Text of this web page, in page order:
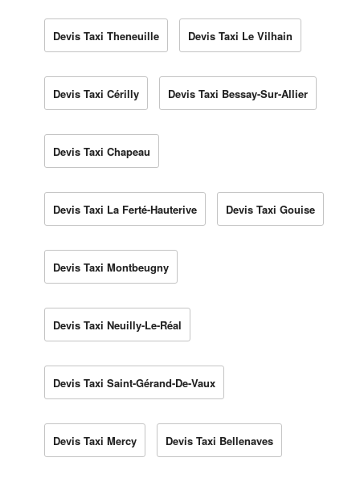
Devis Taxi Theneuille Devis Taxi Le Vilhain
Devis Taxi Cérilly Devis Taxi Bessay-Sur-Allier
Devis Taxi Chapeau
Devis Taxi La Ferté-Hauterive Devis Taxi Gouise
Devis Taxi Montbeugny
Devis Taxi Neuilly-Le-Réal
Devis Taxi Saint-Gérand-De-Vaux
Devis Taxi Mercy Devis Taxi Bellenaves